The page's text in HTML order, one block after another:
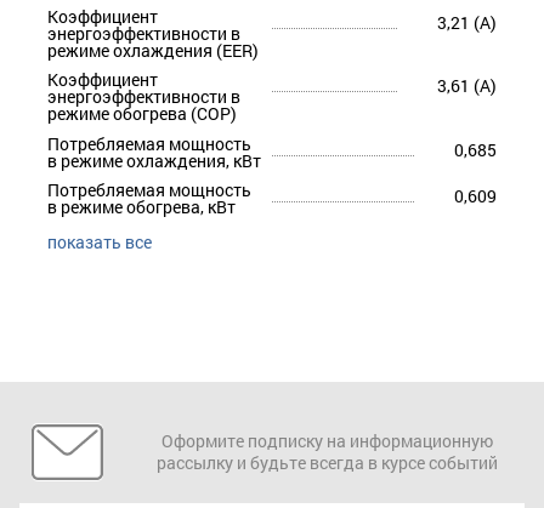
Коэффициент
энергоэффективности в
режиме охлаждения (EER)
3,21 (A)
Коэффициент
энергоэффективности в
режиме обогрева (COP)
3,61 (A)
Потребляемая мощность
в режиме охлаждения, кВт
0,685
Потребляемая мощность
в режиме обогрева, кВт 0,609
показать все
Оформите подписку на информационную
рассылку и будьте всегда в курсе событий